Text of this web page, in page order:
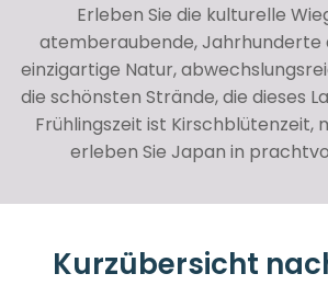
Erleben Sie die kulturelle
atemberaubende, Jahrhunderte
einzigartige Natur,
die schönsten Strände, die dieses
Frühlingszeit ist Kirschblütenzeit,
erleben Sie Japan in
Kurzübersicht